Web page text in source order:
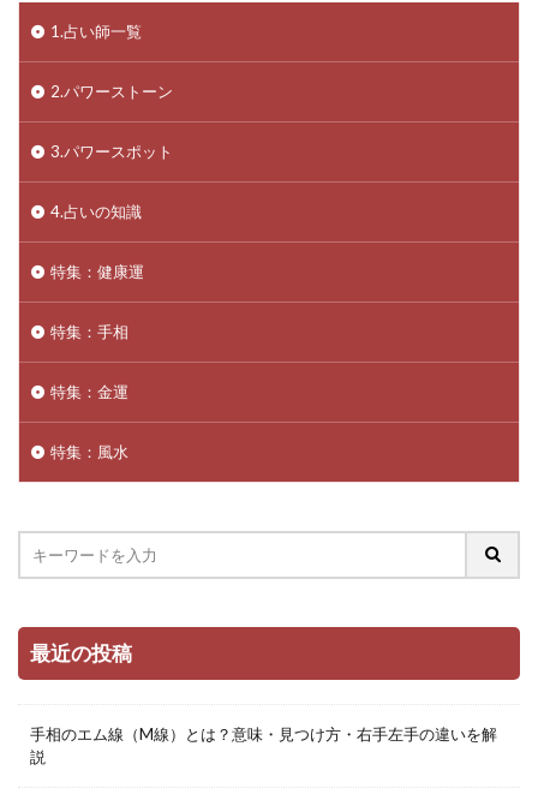
1.占い師一覧
2.パワーストーン
3.パワースポット
4.占いの知識
特集：健康運
特集：手相
特集：金運
特集：風水
最近の投稿
手相のエム線（M線）とは？意味・見つけ方・右手左手の違いを解
説